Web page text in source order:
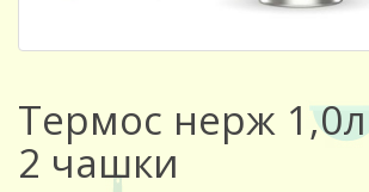
Термос нерж
2 чашки